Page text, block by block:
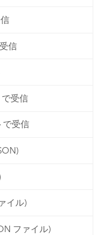
信
受信
で受信
イル)
ファイル)